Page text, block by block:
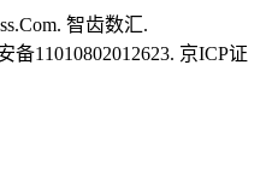
智齿数汇.
备11010802012623. 京ICP证